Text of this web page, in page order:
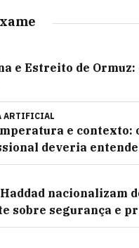
e Estreito de Ormuz:
ARTIFICIAL
e contexto:
deveria
nacionalizam
sobre segurança e